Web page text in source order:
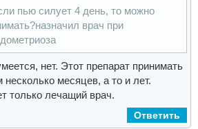
пью силует 4 день, то можно
назначил врач при
нет. Этот препарат принимать
месяцев, а то и лет.
только лечащий врач.
Ответить